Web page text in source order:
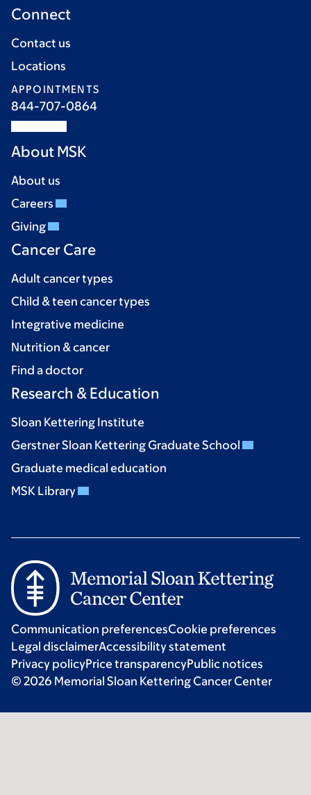
Connect
Contact us
Locations
APPOINTMENTS
844-707-0864
About MSK
About us
Careers
Giving
Cancer Care
Adult cancer types
Child & teen cancer types
Integrative medicine
Nutrition & cancer
Find a doctor
Research & Education
Sloan Kettering Institute
Gerstner Sloan Kettering Graduate School
Graduate medical education
MSK Library
Communication preferencesCookie preferences
Legal disclaimerAccessibility statement
Privacy policyPrice transparencyPublic notices
© 2026 Memorial Sloan Kettering Cancer Center